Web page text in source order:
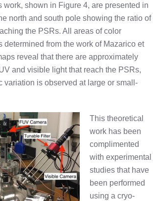
work, shown in Figure 4, are presented in
north and south pole showing the ratio of
the PSRs. All areas of color
determined from the work of Mazarico et
reveal that there are approximately
and visible light that reach the PSRs,
variation is observed at large or small-
This theoretical
work has been
complimented
with experimental
studies that have
been performed
using a cryo-